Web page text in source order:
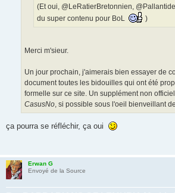
(Et oui, @LeRatierBretonnien,
du super contenu pour BoL
)
Merci m'sieur.
Un jour prochain, j'aimerais bien essayer de
document toutes les bidouilles qui ont été
formelle sur ce site. Un supplément non
CasusNo, si possible sous l'oeil bienveillant
ça pourra se réfléchir, ça oui
Erwan G
Envoyé de la Source